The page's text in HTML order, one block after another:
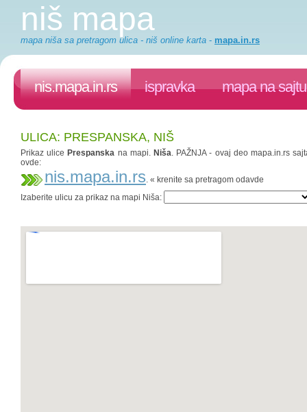
niš mapa
mapa niša sa pretragom ulica - niš online karta - mapa.in.rs
nis.mapa.in.rs ispravka mapa na sajtu
ULICA: PRESPANSKA, NIŠ
Prikaz ulice Prespanska na mapi. Niša. PAŽNJA - ovaj deo mapa.in.rs
ovde:
nis.mapa.in.rs. « krenite sa pretragom odavde
Izaberite ulicu za prikaz na mapi Niša: